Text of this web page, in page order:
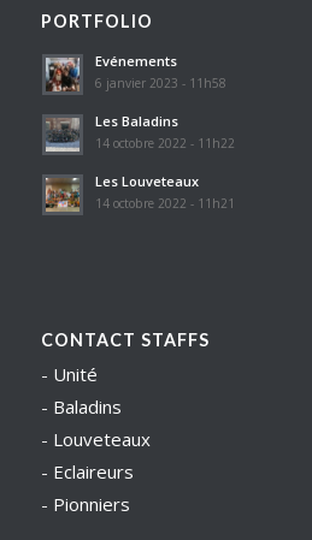
PORTFOLIO
Evénements
6 janvier 2023 - 11h58
Les Baladins
14 octobre 2022 - 11h22
Les Louveteaux
14 octobre 2022 - 11h21
CONTACT STAFFS
- Unité
- Baladins
- Louveteaux
- Eclaireurs
- Pionniers